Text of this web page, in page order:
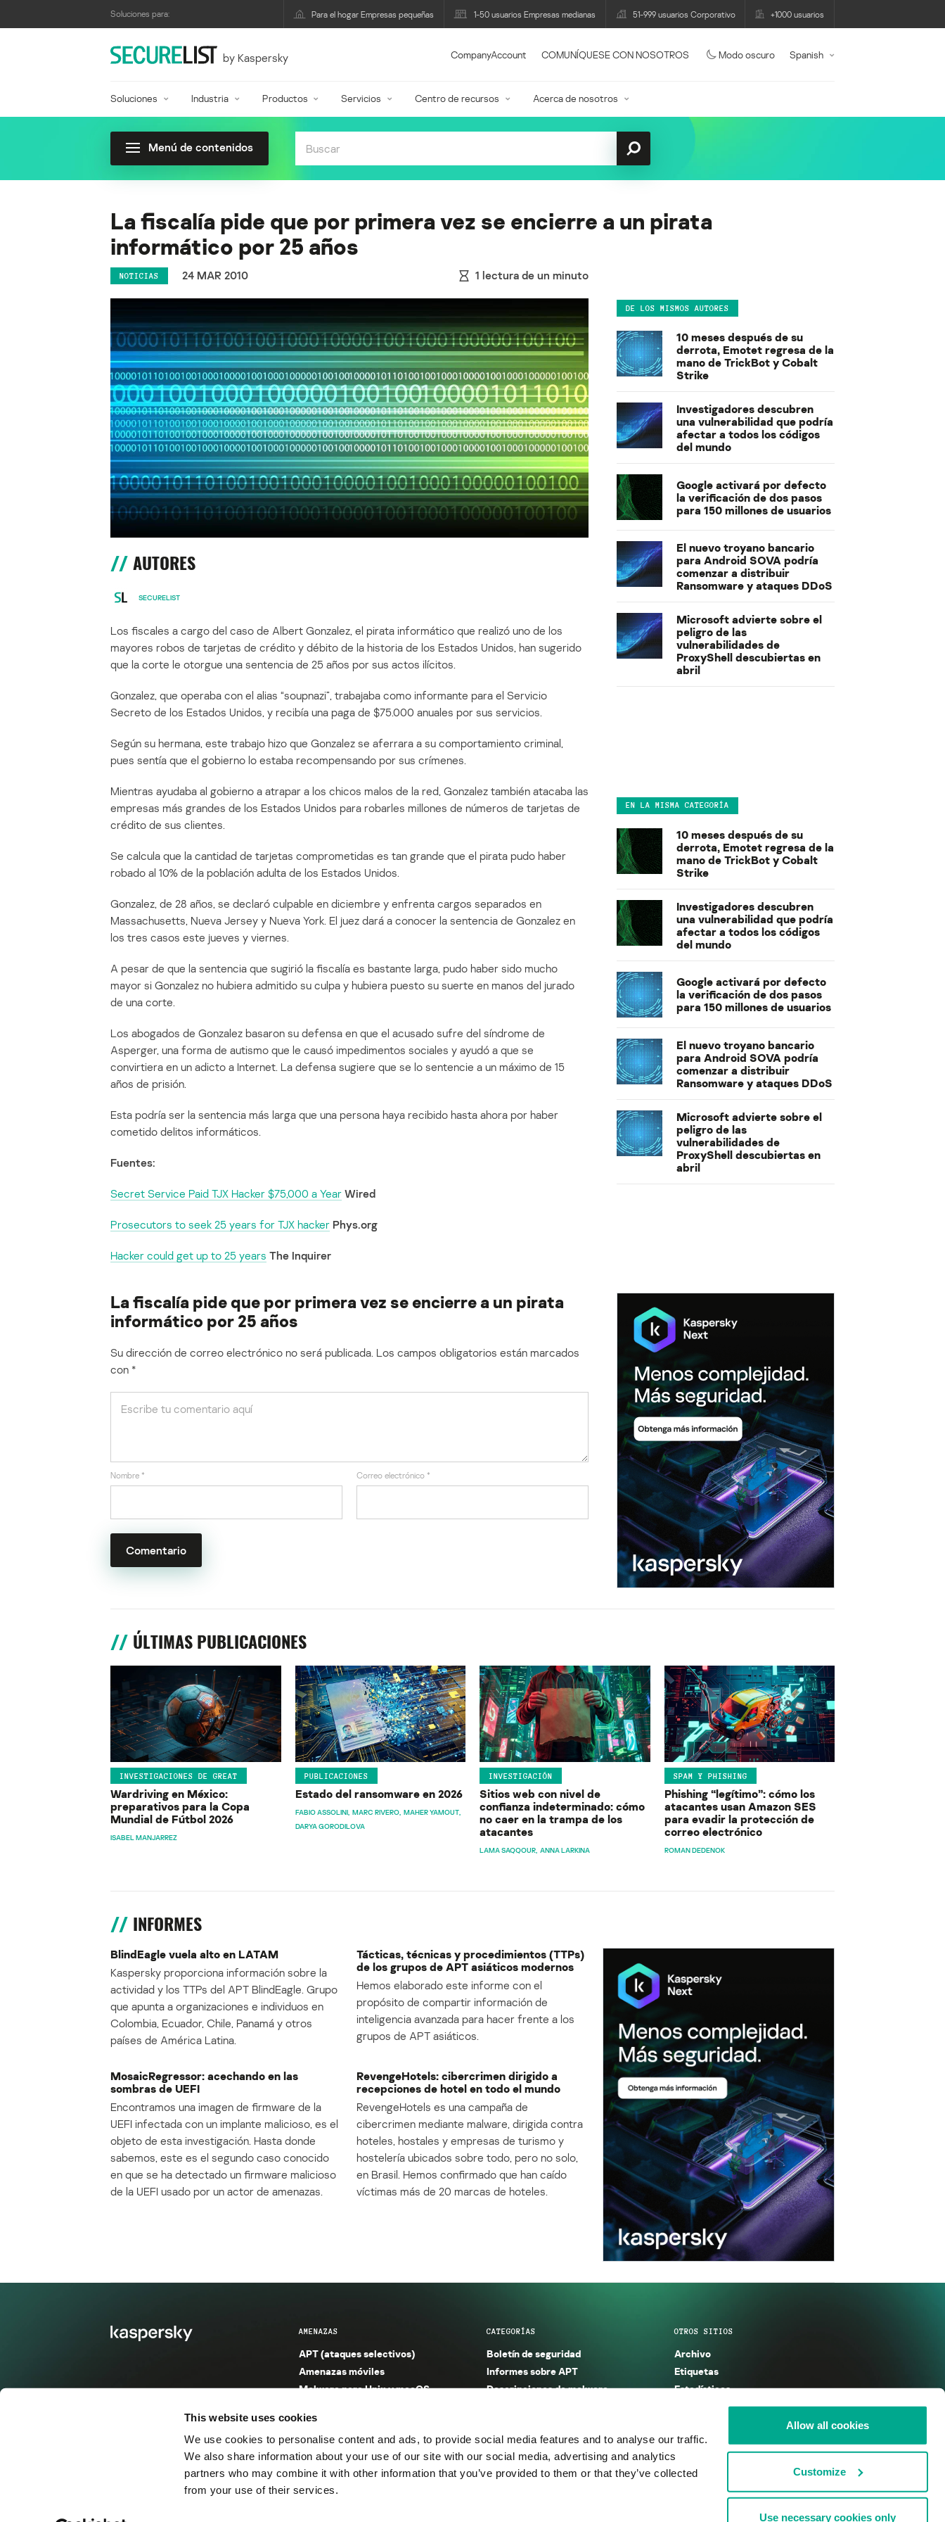
This website uses cookies
We use cookies to personalise content and ads, to provide social media features and to analyse our traffic.
We also share information about your use of our site with our social media, advertising and analytics
partners who may combine it with other information that you’ve provided to them or that they’ve collected
from your use of their services.
Allow all cookies
Customize
Use necessary cookies only
Soluciones para: Para el hogar Empresas pequeñas 1-50 usuarios Empresas medianas 51-999 usuarios Corporativo +1000 usuarios
by Kaspersky CompanyAccount COMUNÍQUESE CON NOSOTROS Modo oscuro Spanish
Soluciones Industria Productos Servicios Centro de recursos Acerca de nosotros
Menú de contenidos
La fiscalía pide que por primera vez se encierre a un pirata
informático por 25 años
NOTICIAS 24 MAR 2010 1 lectura de un minuto
AUTORES
SECURELIST
Los fiscales a cargo del caso de Albert Gonzalez, el pirata informático que realizó uno de los
mayores robos de tarjetas de crédito y débito de la historia de los Estados Unidos, han sugerido
que la corte le otorgue una sentencia de 25 años por sus actos ilícitos.
Gonzalez, que operaba con el alias “soupnazi”, trabajaba como informante para el Servicio
Secreto de los Estados Unidos, y recibía una paga de $75.000 anuales por sus servicios.
Según su hermana, este trabajo hizo que Gonzalez se aferrara a su comportamiento criminal,
pues sentía que el gobierno lo estaba recompensando por sus crímenes.
Mientras ayudaba al gobierno a atrapar a los chicos malos de la red, Gonzalez también atacaba las
empresas más grandes de los Estados Unidos para robarles millones de números de tarjetas de
crédito de sus clientes.
Se calcula que la cantidad de tarjetas comprometidas es tan grande que el pirata pudo haber
robado al 10% de la población adulta de los Estados Unidos.
Gonzalez, de 28 años, se declaró culpable en diciembre y enfrenta cargos separados en
Massachusetts, Nueva Jersey y Nueva York. El juez dará a conocer la sentencia de Gonzalez en
los tres casos este jueves y viernes.
A pesar de que la sentencia que sugirió la fiscalía es bastante larga, pudo haber sido mucho
mayor si Gonzalez no hubiera admitido su culpa y hubiera puesto su suerte en manos del jurado
de una corte.
Los abogados de Gonzalez basaron su defensa en que el acusado sufre del síndrome de
Asperger, una forma de autismo que le causó impedimentos sociales y ayudó a que se
convirtiera en un adicto a Internet. La defensa sugiere que se lo sentencie a un máximo de 15
años de prisión.
Esta podría ser la sentencia más larga que una persona haya recibido hasta ahora por haber
cometido delitos informáticos.
Fuentes:
Secret Service Paid TJX Hacker $75,000 a Year Wired
Prosecutors to seek 25 years for TJX hacker Phys.org
Hacker could get up to 25 years The Inquirer
La fiscalía pide que por primera vez se encierre a un pirata
informático por 25 años
Su dirección de correo electrónico no será publicada. Los campos obligatorios están marcados
con *
Nombre * Correo electrónico *
DE LOS MISMOS AUTORES
10 meses después de su
derrota, Emotet regresa de la
mano de TrickBot y Cobalt
Strike
Investigadores descubren
una vulnerabilidad que podría
afectar a todos los códigos
del mundo
Google activará por defecto
la verificación de dos pasos
para 150 millones de usuarios
El nuevo troyano bancario
para Android SOVA podría
comenzar a distribuir
Ransomware y ataques DDoS
Microsoft advierte sobre el
peligro de las
vulnerabilidades de
ProxyShell descubiertas en
abril
EN LA MISMA CATEGORÍA
10 meses después de su
derrota, Emotet regresa de la
mano de TrickBot y Cobalt
Strike
Investigadores descubren
una vulnerabilidad que podría
afectar a todos los códigos
del mundo
Google activará por defecto
la verificación de dos pasos
para 150 millones de usuarios
El nuevo troyano bancario
para Android SOVA podría
comenzar a distribuir
Ransomware y ataques DDoS
Microsoft advierte sobre el
peligro de las
vulnerabilidades de
ProxyShell descubiertas en
abril
ÚLTIMAS PUBLICACIONES
INVESTIGACIONES DE GREAT
Wardriving en México:
preparativos para la Copa
Mundial de Fútbol 2026
ISABEL MANJARREZ
PUBLICACIONES
Estado del ransomware en 2026
FABIO ASSOLINI MARC RIVERO MAHER YAMOUT
DARYA GORODILOVA
INVESTIGACIÓN
Sitios web con nivel de
confianza indeterminado: cómo
no caer en la trampa de los
atacantes
LAMA SAQQOUR ANNA LARKINA
SPAM Y PHISHING
Phishing “legítimo”: cómo los
atacantes usan Amazon SES
para evadir la protección de
correo electrónico
ROMAN DEDENOK
INFORMES
BlindEagle vuela alto en LATAM
Kaspersky proporciona información sobre la
actividad y los TTPs del APT BlindEagle. Grupo
que apunta a organizaciones e individuos en
Colombia, Ecuador, Chile, Panamá y otros
países de América Latina.
Tácticas, técnicas y procedimientos (TTPs)
de los grupos de APT asiáticos modernos
Hemos elaborado este informe con el
propósito de compartir información de
inteligencia avanzada para hacer frente a los
grupos de APT asiáticos.
MosaicRegressor: acechando en las
sombras de UEFI
Encontramos una imagen de firmware de la
UEFI infectada con un implante malicioso, es el
objeto de esta investigación. Hasta donde
sabemos, este es el segundo caso conocido
en que se ha detectado un firmware malicioso
de la UEFI usado por un actor de amenazas.
RevengeHotels: cibercrimen dirigido a
recepciones de hotel en todo el mundo
RevengeHotels es una campaña de
cibercrimen mediante malware, dirigida contra
hoteles, hostales y empresas de turismo y
hostelería ubicados sobre todo, pero no solo,
en Brasil. Hemos confirmado que han caído
víctimas más de 20 marcas de hoteles.
AMENAZAS
APT (ataques selectivos)
Amenazas móviles
Malware para Unix y macOS
Entorno seguro (IoT)
Amenazas financieras
Amenazas industriales
Spam y phishing
CATEGORÍAS
Boletín de seguridad
Informes sobre APT
Descripciones de malware
Informes sobre spam y phishing
Publicaciones
Incidentes
OTROS SITIOS
Archivo
Etiquetas
Estadísticas
Enciclopedia
KSB 2025
© 2026 AO Kaspersky Lab. Todos los derechos reservados.